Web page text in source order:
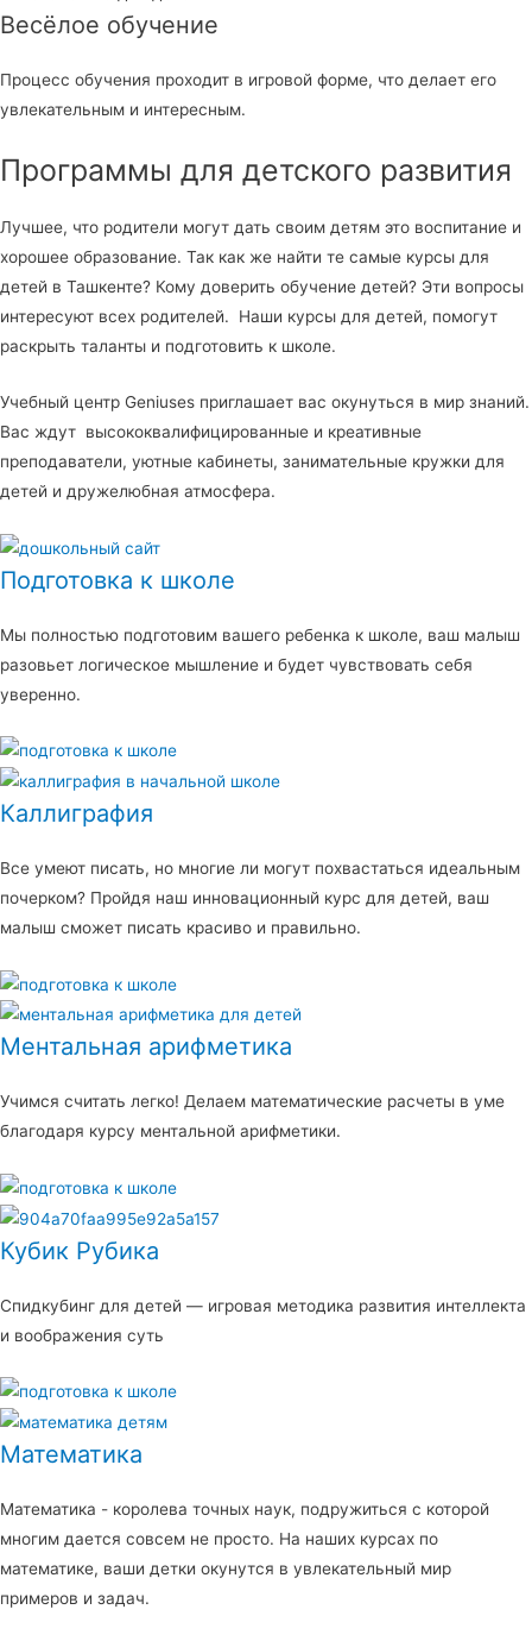
Весёлое обучение
Процесс обучения проходит в игровой форме, что делает его
увлекательным и интересным.
Программы для детского развития
Лучшее, что родители могут дать своим детям это воспитание и
хорошее образование. Так как же найти те самые курсы для
детей в Ташкенте? Кому доверить обучение детей? Эти вопросы
интересуют всех родителей. Наши курсы для детей, помогут
раскрыть таланты и подготовить к школе.
Учебный центр Geniuses приглашает вас окунуться в мир знаний.
Вас ждут высококвалифицированные и креативные
преподаватели, уютные кабинеты, занимательные кружки для
детей и дружелюбная атмосфера.
Подготовка к школе
Мы полностью подготовим вашего ребенка к школе, ваш малыш
разовьет логическое мышление и будет чувствовать себя
уверенно.
Каллиграфия
Все умеют писать, но многие ли могут похвастаться идеальным
почерком? Пройдя наш инновационный курс для детей, ваш
малыш сможет писать красиво и правильно.
Ментальная арифметика
Учимся считать легко! Делаем математические расчеты в уме
благодаря курсу ментальной арифметики.
Кубик Рубика
Спидкубинг для детей — игровая методика развития интеллекта
и воображения суть
Математика
Математика - королева точных наук, подружиться с которой
многим дается совсем не просто. На наших курсах по
математике, ваши детки окунутся в увлекательный мир
примеров и задач.